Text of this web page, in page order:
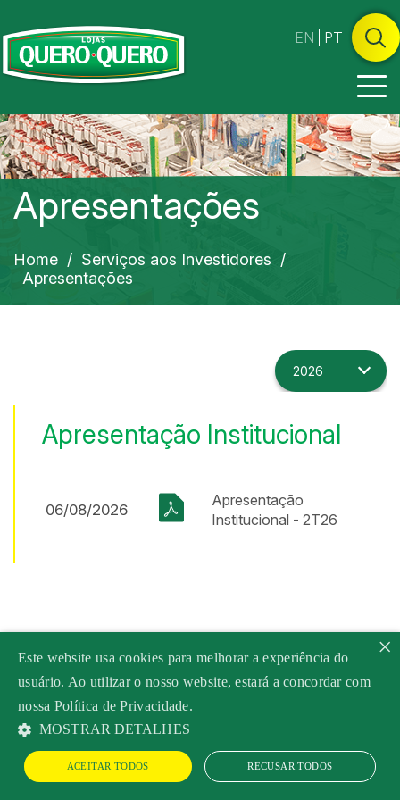
EN PT
Apresentações
Home / Serviços aos Investidores /
Apresentações
Apresentação Institucional
06/08/2026
Apresentação
Institucional - 2T26
Powered byMZ
LJQQ3 R$ 1,21 (-5,46%)
×
Este website usa cookies para melhorar a experiência do
usuário. Ao utilizar o nosso website, estará a concordar com
nossa Política de Privacidade.
MOSTRAR DETALHES
ACEITAR TODOS RECUSAR TODOS